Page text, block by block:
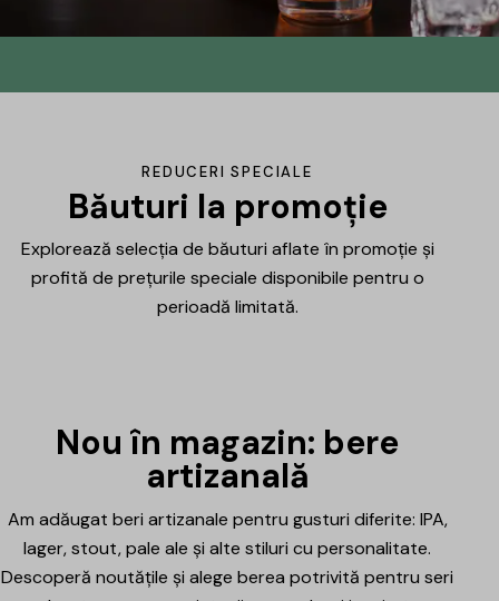
DrinksHub
mulțumire ți-am pregătit un mic cadou.
Află mai multe
REDUCERI SPECIALE
Băuturi la promoție
Explorează selecția de băuturi aflate în promoție și
profită de prețurile speciale disponibile pentru o
perioadă limitată.
Nou în magazin: bere
artizanală
Am adăugat beri artizanale pentru gusturi diferite: IPA,
lager, stout, pale ale și alte stiluri cu personalitate.
Descoperă noutățile și alege berea potrivită pentru seri